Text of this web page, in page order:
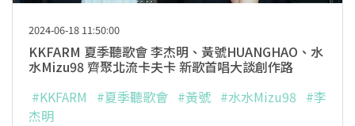
2024-06-18 11:50:00
KKFARM 夏季聽歌會 李杰明、黃號HUANGHAO、水
水Mizu98 齊聚北流卡夫卡 新歌首唱大談創作路
#KKFARM
#夏季聽歌會 #黃號 #水水Mizu98 #李
杰明